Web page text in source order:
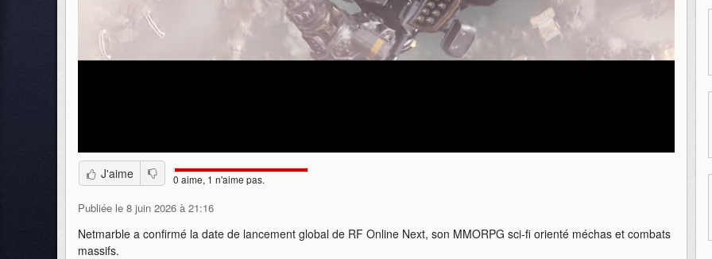
J'aime 0 aime, 1 n'aime pas.
Publiée le 8 juin 2026 à 21:16
Netmarble a confirmé la date de lancement global de RF Online Next, son MMORPG sci-fi orienté méchas et combats
massifs.